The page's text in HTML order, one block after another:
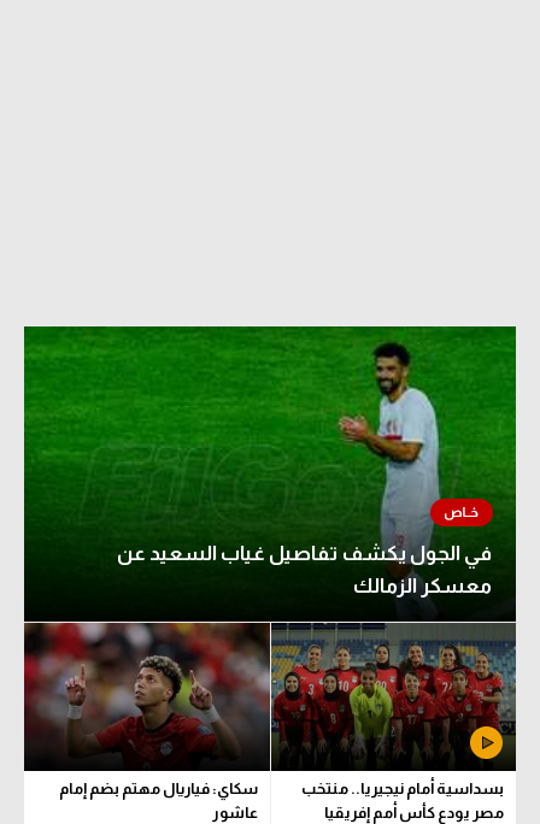
في الجول يكشف تفاصيل غياب السعيد عن
معسكر الزمالك
بسداسية أمام نيجيريا.. منتخب
مصر يودع كأس أمم إفريقيا
سكاي: فياريال مهتم بضم إمام
عاشور